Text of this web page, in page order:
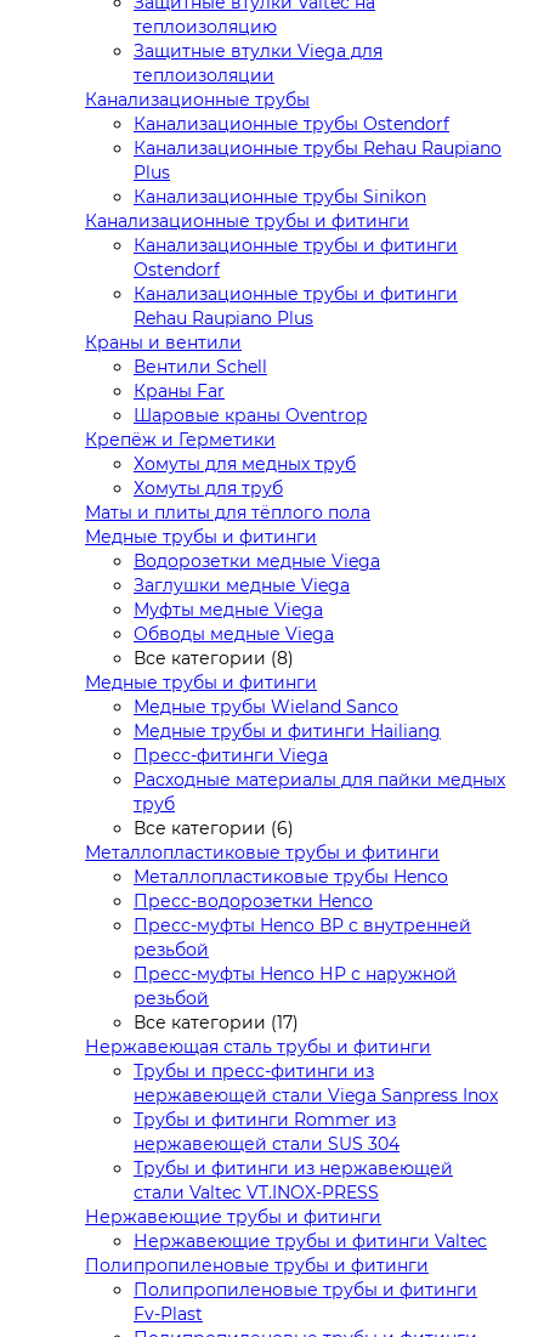
теплоизоляцию
Защитные втулки Viega для
теплоизоляции
Канализационные трубы
Канализационные трубы Ostendorf
Канализационные трубы Rehau Raupiano
Plus
Канализационные трубы Sinikon
Канализационные трубы и фитинги
Канализационные трубы и фитинги
Ostendorf
Канализационные трубы и фитинги
Rehau Raupiano Plus
Краны и вентили
Вентили Schell
Краны Far
Шаровые краны Oventrop
Крепёж и Герметики
Хомуты для медных труб
Хомуты для труб
Маты и плиты для тёплого пола
Медные трубы и фитинги
Водорозетки медные Viega
Заглушки медные Viega
Муфты медные Viega
Обводы медные Viega
Все категории (8)
Медные трубы и фитинги
Медные трубы Wieland Sanco
Медные трубы и фитинги Hailiang
Пресс-фитинги Viega
Расходные материалы для пайки медных
труб
Все категории (6)
Металлопластиковые трубы и фитинги
Металлопластиковые трубы Henco
Пресс-водорозетки Henco
Пресс-муфты Henco ВР с внутренней
резьбой
Пресс-муфты Henco НР с наружной
резьбой
Все категории (17)
Нержавеющая сталь трубы и фитинги
Трубы и пресс-фитинги из
нержавеющей стали Viega Sanpress Inox
Трубы и фитинги Rommer из
нержавеющей стали SUS 304
Трубы и фитинги из нержавеющей
стали Valtec VT.INOX-PRESS
Нержавеющие трубы и фитинги
Нержавеющие трубы и фитинги Valtec
Полипропиленовые трубы и фитинги
Полипропиленовые трубы и фитинги
Fv-Plast